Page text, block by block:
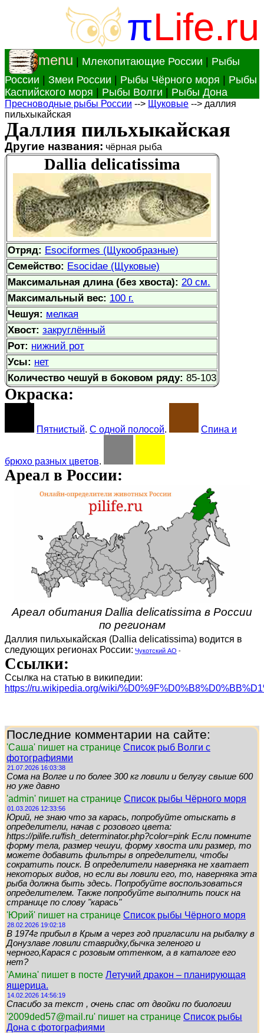
πLife.ru
menu Млекопитающие России
Рыбы
России
Змеи России Рыбы Чёрного моря
Рыбы
Каспийского моря
Рыбы Волги Рыбы Дона
Пресноводные рыбы России --> Щуковые --> даллия
пильхыкайская
Даллия пильхыкайская
Другие названия: чёрная рыба
Dallia delicatissima
Отряд: Esociformes (Щукообразные)
Семейство: Esocidae (Щуковые)
Максимальная длина (без хвоста): 20 см.
Максимальный вес: 100 г.
Чешуя: мелкая
Хвост: закруглённый
Рот: нижний рот
Усы: нет
Количество чешуй в боковом ряду: 85-103
Окраска:
Пятнистый. С одной полосой. Спина и
брюхо разных цветов.
Ареал в России:
Ареал обитания Dallia delicatissima в России
по регионам
Даллия пильхыкайская (Dallia delicatissima) водится в
следующих регионах России: Чукотский АО -
Ссылки:
Ссылка на статью в википедии:
https://ru.wikipedia.org/wiki/
Последние комментарии на сайте:
'Саша' пишет на странице Список рыб Волги с
фотографиями
21.07.2026 16:03:38
Сома на Волге и по более 300 кг ловили и белугу свыше 600
но уже давно
'admin' пишет на странице Список рыбы Чёрного моря
01.03.2026 12:33:56
Юрий, не знаю что за карась, попробуйте отыскать в
определители, начав с розового цвета:
https://pilife.ru/fish_determinator.php?color=pink Если помните
форму тела, размер чешуи, форму хвоста или размер, то
можете добавить фильтры в определители, чтобы
сократить поиск. В определители наверняка не хватает
некоторых видов, но если вы ловили его, то, наверняка эта
рыба должна быть здесь. Попробуйте воспользоваться
определителем. Также попробуйте выполнить поиск на
странице по слову "карась"
'Юрий' пишет на странице Список рыбы Чёрного моря
28.02.2026 19:02:18
В 1974г прибыл в Крым а через год пригласили на рыбалку в
Донузлаве ловили ставридку,бычка зеленого и
черного,Карася с розовым оттенком, а в каталоге его
нет?
'Амина' пишет в посте Летучий дракон – планирующая
ящерица.
14.02.2026 14:56:19
Спасибо за текст , очень спас от двойки по биологии
'2009ded57@mail.ru' пишет на странице Список рыбы
Дона с фотографиями